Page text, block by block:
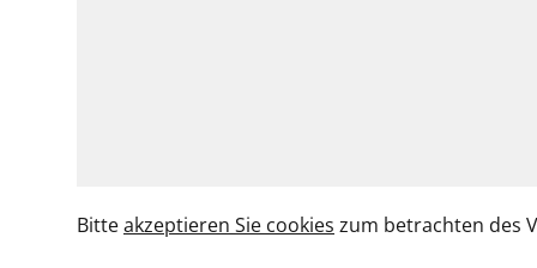
Bitteakzeptieren Sie cookies zum betrachten des